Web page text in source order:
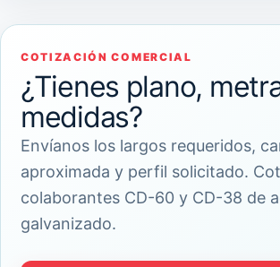
COTIZACIÓN COMERCIAL
¿Tienes plano,
medidas?
Envíanos los largos requeridos,
aproximada y perfil solicitado.
colaborantes CD-60 y CD-38 de
galvanizado.